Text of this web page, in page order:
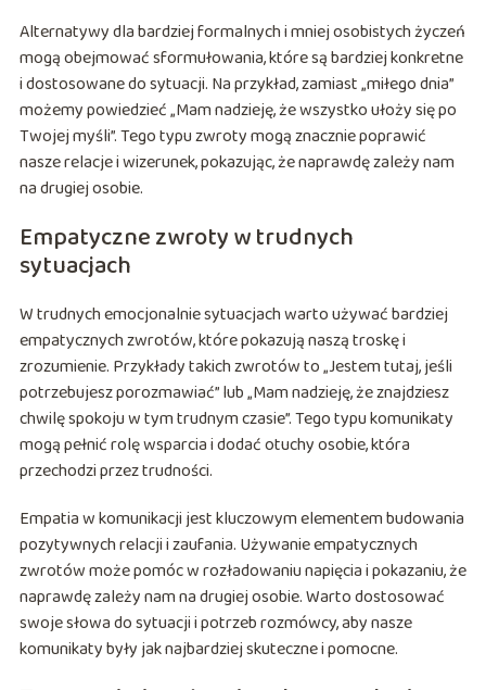
Alternatywy dla bardziej formalnych i mniej osobistych życzeń
mogą obejmować sformułowania, które są bardziej konkretne
i dostosowane do sytuacji. Na przykład, zamiast „miłego dnia”
możemy powiedzieć „Mam nadzieję, że wszystko ułoży się po
Twojej myśli”. Tego typu zwroty mogą znacznie poprawić
nasze relacje i wizerunek, pokazując, że naprawdę zależy nam
na drugiej osobie.
Empatyczne zwroty w trudnych
sytuacjach
W trudnych emocjonalnie sytuacjach warto używać bardziej
empatycznych zwrotów, które pokazują naszą troskę i
zrozumienie. Przykłady takich zwrotów to „Jestem tutaj, jeśli
potrzebujesz porozmawiać” lub „Mam nadzieję, że znajdziesz
chwilę spokoju w tym trudnym czasie”. Tego typu komunikaty
mogą pełnić rolę wsparcia i dodać otuchy osobie, która
przechodzi przez trudności.
Empatia w komunikacji jest kluczowym elementem budowania
pozytywnych relacji i zaufania. Używanie empatycznych
zwrotów może pomóc w rozładowaniu napięcia i pokazaniu, że
naprawdę zależy nam na drugiej osobie. Warto dostosować
swoje słowa do sytuacji i potrzeb rozmówcy, aby nasze
komunikaty były jak najbardziej skuteczne i pomocne.